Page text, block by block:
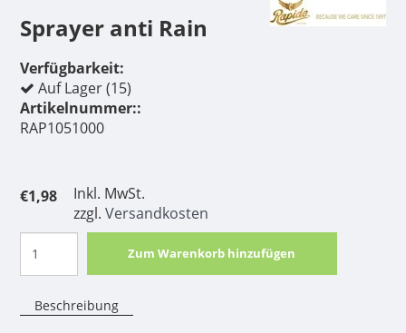
Sprayer anti Rain
Verfügbarkeit:
Auf Lager (15)
Artikelnummer::
RAP1051000
€1,98
Inkl. MwSt.
zzgl. Versandkosten
Zum Warenkorb hinzufügen
Beschreibung